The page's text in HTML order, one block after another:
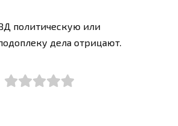
политическую или
дела отрицают.